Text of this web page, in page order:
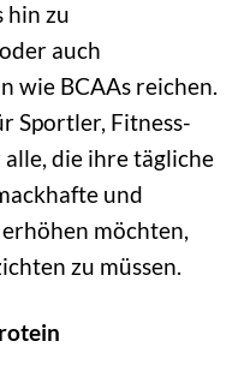
hin zu
auch
wie BCAAs reichen.
Sportler, Fitness-
die ihre tägliche
und
möchten,
zu müssen.